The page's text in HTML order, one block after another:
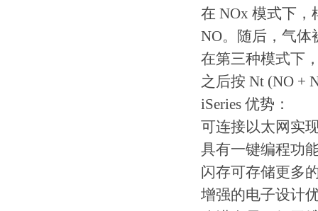
在 NOx 模式下，
NO。随后，气体
在第三种模式下
之后按 Nt (NO +
iSeries 优势：
可连接以太网实
具有一键编程功
闪存可存储更多
增强的电子设计